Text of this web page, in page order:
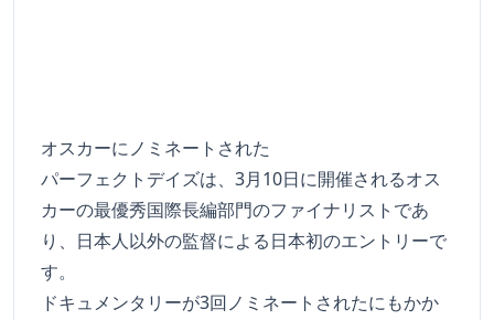
オスカーにノミネートされた
パーフェクトデイズは、3月10日に開催されるオス
カーの最優秀国際長編部門のファイナリストであ
り、日本人以外の監督による日本初のエントリーで
す。
ドキュメンタリーが3回ノミネートされたにもかか